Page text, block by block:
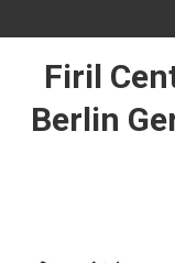
Firil
Berlin